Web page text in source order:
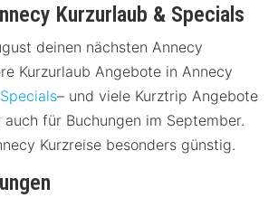
Kurzurlaub & Specials
deinen nächsten Annecy
Kurzurlaub Angebote in Annecy
Specials– und viele Kurztrip Angebote
für Buchungen im September.
Kurzreise besonders günstig.